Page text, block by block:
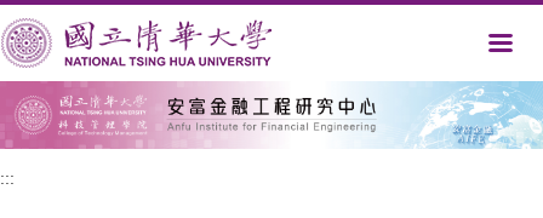
跳
到
主
要
內
容
:::